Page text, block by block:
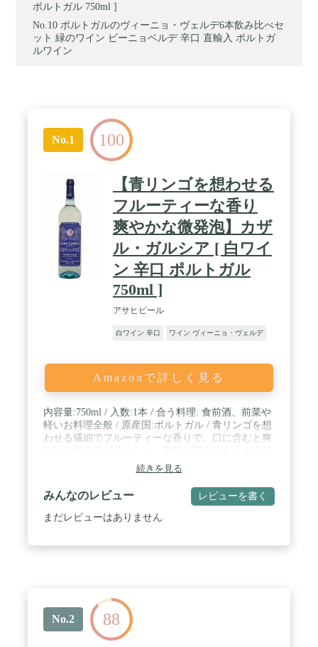
ポルトガル 750ml ]
ポルトガルのヴィーニョ・ヴェルデ6本飲み比べセ
ット 緑のワイン ビーニョベルデ 辛口 直輸入 ポルトガ
ルワイン
No.1 100
【青リンゴを想わせる
フルーティーな香り
爽やかな微発泡】カザ
ル・ガルシア [ 白ワイ
ン 辛口 ポルトガル
750ml ]
アサヒビール
白ワイン 辛口 ワイン ヴィーニョ・ヴェルデ
Amazonで詳しく見る
内容量:750ml / 入数:1本 / 合う料理: 食前酒、前菜や
軽いお料理全般 / 原産国:ポルトガル / 青リンゴを想
わせる繊細でフルーティーな香りで、口に含むと爽
続きを見る
みんなのレビュー レビューを書く
まだレビューはありません
No.2 88